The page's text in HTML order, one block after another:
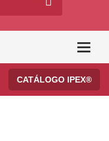
CATÁLOGO IPEX®